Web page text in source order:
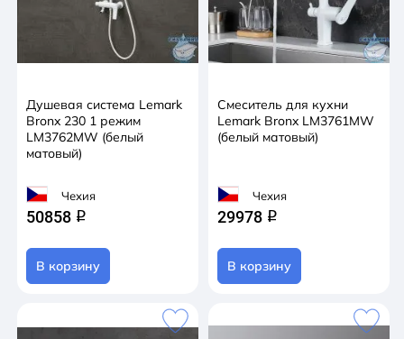
Душевая система Lemark
Bronx 230 1 режим
LM3762MW (белый
матовый)
Чехия
50858 q
В корзину
Смеситель для кухни
Lemark Bronx LM3761MW
(белый матовый)
Чехия
29978 q
В корзину